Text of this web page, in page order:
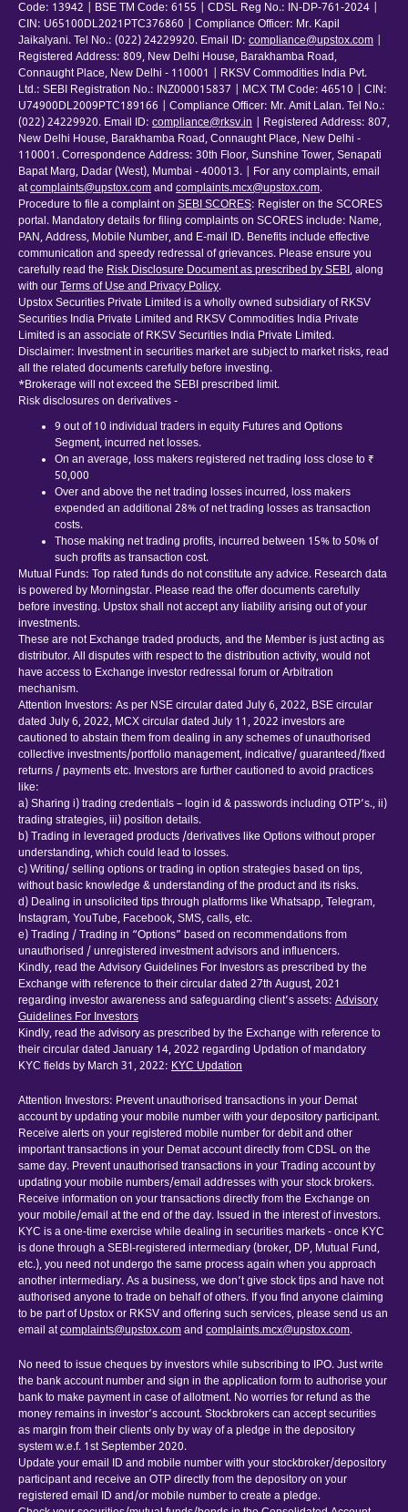
Code: 13942 | BSE TM Code: 6155 | CDSL Reg No.: IN-DP-761-2024 |
CIN: U65100DL2021PTC376860 | Compliance Officer: Mr. Kapil
Jaikalyani. Tel No.: (022) 24229920. Email ID: compliance@upstox.com
Registered Address: 809, New Delhi House, Barakhamba Road,
Connaught Place, New Delhi - 110001 | RKSV Commodities India Pvt.
Ltd.: SEBI Registration No.: INZ000015837 | MCX TM Code: 46510 | CIN:
U74900DL2009PTC189166 | Compliance Officer: Mr. Amit Lalan. Tel No.:
(022) 24229920. Email ID: compliance@rksv.in
| Registered Address: 807,
New Delhi House, Barakhamba Road, Connaught Place, New Delhi -
110001. Correspondence Address: 30th Floor, Sunshine Tower, Senapati
Bapat Marg, Dadar (West), Mumbai - 400013. | For any complaints, email
atcomplaints@upstox.comand complaints.mcx@upstox.com.
Procedure to file a complaint on SEBI SCORES: Register on the SCORES
portal. Mandatory details for filing complaints on SCORES include: Name,
PAN, Address, Mobile Number, and E-mail ID. Benefits include effective
communication and speedy redressal of grievances. Please ensure you
carefully read the Risk Disclosure Document as prescribed by SEBI, along
with ourTerms of Use and Privacy Policy.
Upstox Securities Private Limited is a wholly owned subsidiary of RKSV
Securities India Private Limited and RKSV Commodities India Private
Limited is an associate of RKSV Securities India Private Limited.
Disclaimer: Investment in securities market are subject to market risks, read
all the related documents carefully before investing.
*Brokerage will not exceed the SEBI prescribed limit.
Risk disclosures on derivatives -
9 out of 10 individual traders in equity Futures and Options
Segment, incurred net losses.
On an average, loss makers registered net trading loss close to ₹
50,000
Over and above the net trading losses incurred, loss makers
expended an additional 28% of net trading losses as transaction
costs.
Those making net trading profits, incurred between 15% to 50% of
such profits as transaction cost.
Mutual Funds: Top rated funds do not constitute any advice. Research data
is powered by Morningstar. Please read the offer documents carefully
before investing. Upstox shall not accept any liability arising out of your
investments.
These are not Exchange traded products, and the Member is just acting as
distributor. All disputes with respect to the distribution activity, would not
have access to Exchange investor redressal forum or Arbitration
mechanism.
Attention Investors: As per NSE circular dated July 6, 2022, BSE circular
dated July 6, 2022, MCX circular dated July 11, 2022 investors are
cautioned to abstain them from dealing in any schemes of unauthorised
collective investments/portfolio management, indicative/ guaranteed/fixed
returns / payments etc. Investors are further cautioned to avoid practices
like:
a) Sharing i) trading credentials – login id & passwords including OTP’s., ii)
trading strategies, iii) position details.
b) Trading in leveraged products /derivatives like Options without proper
understanding, which could lead to losses.
c) Writing/ selling options or trading in option strategies based on tips,
without basic knowledge & understanding of the product and its risks.
d) Dealing in unsolicited tips through platforms like Whatsapp, Telegram,
Instagram, YouTube, Facebook, SMS, calls, etc.
e) Trading / Trading in “Options” based on recommendations from
unauthorised / unregistered investment advisors and influencers.
Kindly, read the Advisory Guidelines For Investors as prescribed by the
Exchange with reference to their circular dated 27th August, 2021
regarding investor awareness and safeguarding client’s assets: Advisory
Guidelines For Investors
Kindly, read the advisory as prescribed by the Exchange with reference to
their circular dated January 14, 2022 regarding Updation of mandatory
KYC fields by March 31, 2022: KYC Updation
Attention Investors: Prevent unauthorised transactions in your Demat
account by updating your mobile number with your depository participant.
Receive alerts on your registered mobile number for debit and other
important transactions in your Demat account directly from CDSL on the
same day. Prevent unauthorised transactions in your Trading account by
updating your mobile numbers/email addresses with your stock brokers.
Receive information on your transactions directly from the Exchange on
your mobile/email at the end of the day. Issued in the interest of investors.
KYC is a one-time exercise while dealing in securities markets - once KYC
is done through a SEBI-registered intermediary (broker, DP, Mutual Fund,
etc.), you need not undergo the same process again when you approach
another intermediary. As a business, we don’t give stock tips and have not
authorised anyone to trade on behalf of others. If you find anyone claiming
to be part of Upstox or RKSV and offering such services, please send us an
email atcomplaints@upstox.comand complaints.mcx@upstox.com.
No need to issue cheques by investors while subscribing to IPO. Just write
the bank account number and sign in the application form to authorise your
bank to make payment in case of allotment. No worries for refund as the
money remains in investor’s account. Stockbrokers can accept securities
as margin from their clients only by way of a pledge in the depository
system w.e.f. 1st September 2020.
Update your email ID and mobile number with your stockbroker/depository
participant and receive an OTP directly from the depository on your
registered email ID and/or mobile number to create a pledge.